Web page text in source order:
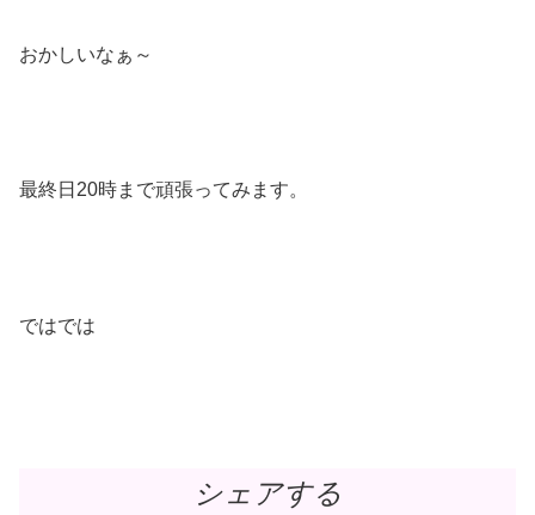
おかしいなぁ～
最終日20時まで頑張ってみます。
ではでは
シェアする